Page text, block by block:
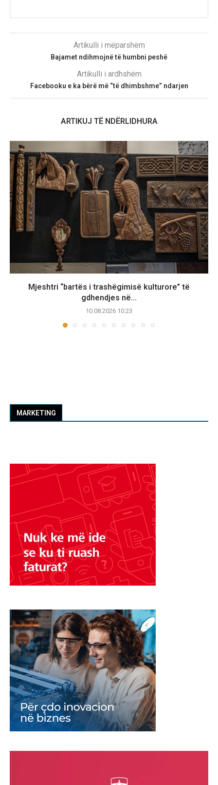
Artikulli i mëparshëm
Bajamet ndihmojnë të humbni peshë
Artikulli i ardhshëm
Facebooku e ka bërë më “të dhimbshme” ndarjen
ARTIKUJ TË NDËRLIDHURA
Mjeshtri “bartës i trashëgimisë kulturore” të
gdhendjes në...
10.08.2026 10:23
MARKETING